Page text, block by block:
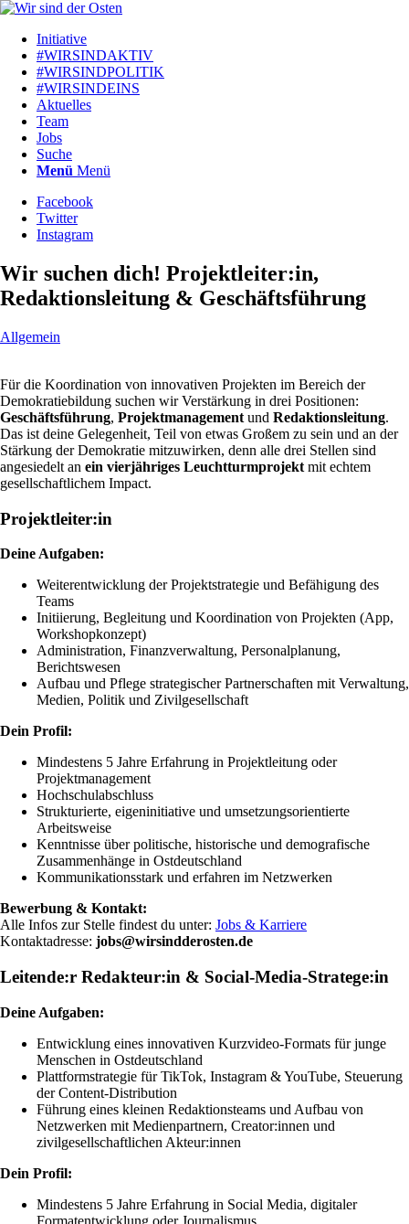
Initiative
#WIRSINDAKTIV
#WIRSINDPOLITIK
#WIRSINDEINS
Aktuelles
Team
Jobs
Suche
Menü Menü
Facebook
Twitter
Instagram
Wir suchen dich! Projektleiter:in,
Redaktionsleitung & Geschäftsführung
Allgemein
Für die Koordination von innovativen Projekten im Bereich der
Demokratiebildung suchen wir Verstärkung in drei Positionen:
Geschäftsführung, Projektmanagement und Redaktionsleitung.
Das ist deine Gelegenheit, Teil von etwas Großem zu sein und an der
Stärkung der Demokratie mitzuwirken, denn alle drei Stellen sind
angesiedelt an ein vierjähriges Leuchtturmprojekt mit echtem
gesellschaftlichem Impact.
Projektleiter:in
Deine Aufgaben:
Weiterentwicklung der Projektstrategie und Befähigung des
Teams
Initiierung, Begleitung und Koordination von Projekten (App,
Workshopkonzept)
Administration, Finanzverwaltung, Personalplanung,
Berichtswesen
Aufbau und Pflege strategischer Partnerschaften mit Verwaltung,
Medien, Politik und Zivilgesellschaft
Dein Profil:
Mindestens 5 Jahre Erfahrung in Projektleitung oder
Projektmanagement
Hochschulabschluss
Strukturierte, eigeninitiative und umsetzungsorientierte
Arbeitsweise
Kenntnisse über politische, historische und demografische
Zusammenhänge in Ostdeutschland
Kommunikationsstark und erfahren im Netzwerken
Bewerbung & Kontakt:
Alle Infos zur Stelle findest du unter: Jobs & Karriere
Kontaktadresse: jobs@wirsindderosten.de
Leitende:r Redakteur:in & Social-Media-Stratege:in
Deine Aufgaben:
Entwicklung eines innovativen Kurzvideo-Formats für junge
Menschen in Ostdeutschland
Plattformstrategie für TikTok, Instagram & YouTube, Steuerung
der Content-Distribution
Führung eines kleinen Redaktionsteams und Aufbau von
Netzwerken mit Medienpartnern, Creator:innen und
zivilgesellschaftlichen Akteur:innen
Dein Profil:
Mindestens 5 Jahre Erfahrung in Social Media, digitaler
Formatentwicklung oder Journalismus